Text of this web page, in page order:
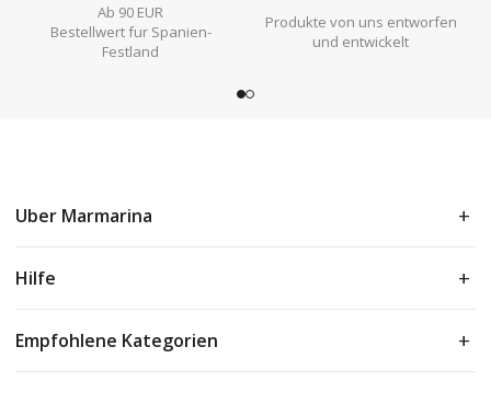
Ab 90 EUR
Bestellwert fur Spanien-
Festland
Produkte von uns entworfen
und entwickelt
Uber Marmarina
Hilfe
Empfohlene Kategorien